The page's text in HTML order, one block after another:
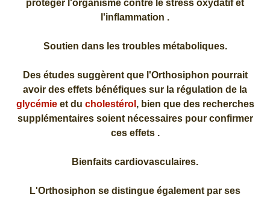
protéger l'organisme contre le stress oxydatif et
l'inflammation .
Soutien dans les troubles métaboliques.
Des études suggèrent que l'Orthosiphon pourrait
avoir des effets bénéfiques sur la régulation de la
glycémieet du cholestérol , bien que des recherches
supplémentaires soient nécessaires pour confirmer
ces effets .
Bienfaits cardiovasculaires.
L'Orthosiphon se distingue également par ses